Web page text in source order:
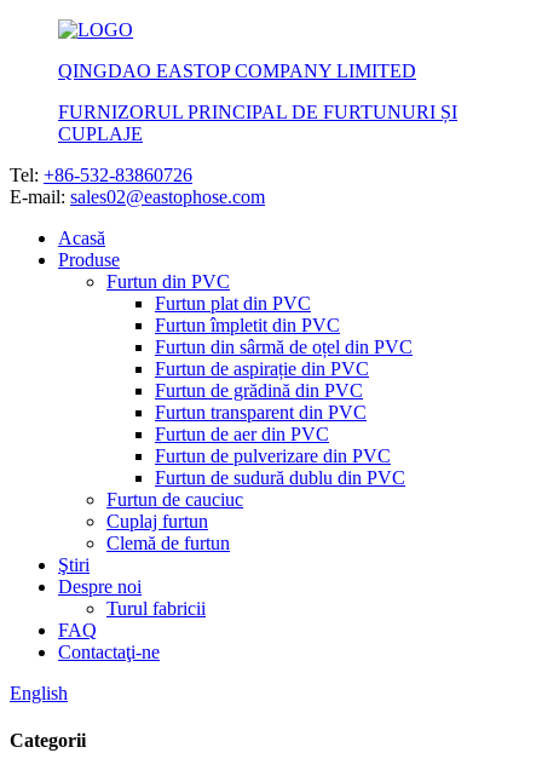
QINGDAO EASTOP COMPANY LIMITED
FURNIZORUL PRINCIPAL DE FURTUNURI ȘI
CUPLAJE
Tel: +86-532-83860726
E-mail: sales02@eastophose.com
Acasă
Produse
Furtun din PVC
Furtun plat din PVC
Furtun împletit din PVC
Furtun din sârmă de oțel din PVC
Furtun de aspirație din PVC
Furtun de grădină din PVC
Furtun transparent din PVC
Furtun de aer din PVC
Furtun de pulverizare din PVC
Furtun de sudură dublu din PVC
Furtun de cauciuc
Cuplaj furtun
Clemă de furtun
Ştiri
Despre noi
Turul fabricii
FAQ
Contactaţi-ne
English
Categorii